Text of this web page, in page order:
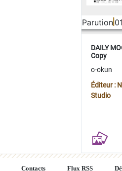
Parution
DAILY
Copy
o-okun
Éditeur :
Studio
Contacts Flux RSS